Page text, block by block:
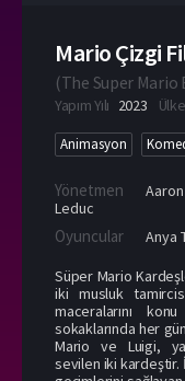
Mario Çizgi
(The Super Mario
Yapım Yılı 2023 Ülke
Animasyon
Yönetmen
Leduc
Oyuncular Anya
Süper Mario
iki musluk
maceralarını
sokaklarında her
Mario ve Luigi,
sevilen iki kardeştir.